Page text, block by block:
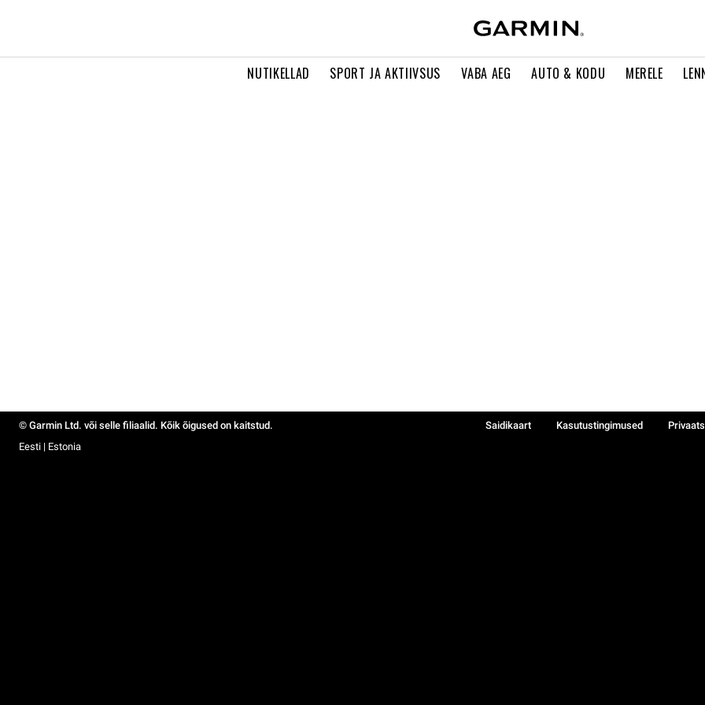
NUTIKELLAD SPORT JA AKTIIVSUS VABA AEG AUTO & KODU MERELE
© Garmin Ltd. või selle filiaalid. Kõik õigused on kaitstud. Saidikaart Kasutustingimused
Eesti | Estonia